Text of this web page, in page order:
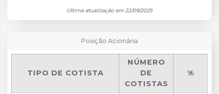
Última atualização em 22/09/2025
Posição Acionária
TIPO DE COTISTA
NÚMERO
DE
COTISTAS
%